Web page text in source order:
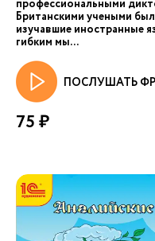
профессиональными
Британскими учеными
изучавшие иностранные
гибким мы...
ПОСЛУШАТЬ
75 ₽